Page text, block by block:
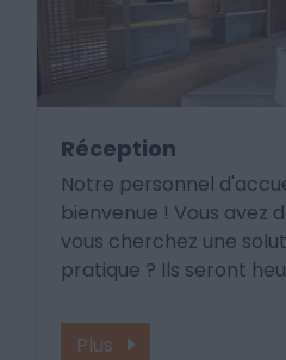
Réception
Notre personnel
bienvenue ! Vous avez
vous cherchez une
pratique ? Ils seront
Plus